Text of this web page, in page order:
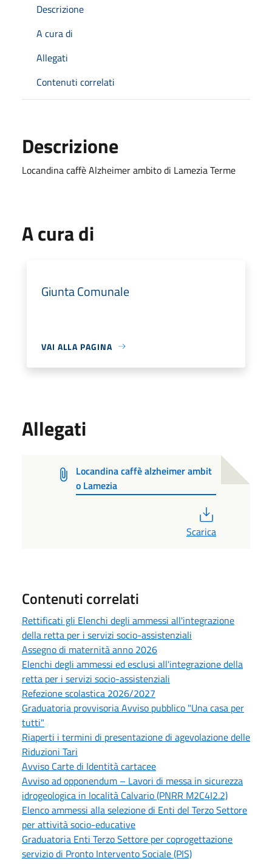
Descrizione
A cura di
Allegati
Contenuti correlati
Descrizione
Locandina caffè Alzheimer ambito di Lamezia Terme
A cura di
Giunta Comunale
VAI ALLA PAGINA
Allegati
Locandina caffè alzheimer ambit
o Lamezia
Scarica
Contenuti correlati
Rettificati gli Elenchi degli ammessi all'integrazione
della retta per i servizi socio-assistenziali
Assegno di maternità anno 2026
Elenchi degli ammessi ed esclusi all'integrazione della
retta per i servizi socio-assistenziali
Refezione scolastica 2026/2027
Graduatoria provvisoria Avviso pubblico "Una casa per
tutti"
Riaperti i termini di presentazione di agevolazione delle
Riduzioni Tari
Avviso Carte di Identità cartacee
Avviso ad opponendum – Lavori di messa in sicurezza
idrogeologica in località Calvario (PNRR M2C4I2.2)
Elenco ammessi alla selezione di Enti del Terzo Settore
per attività socio-educative
Graduatoria Enti Terzo Settore per coprogettazione
servizio di Pronto Intervento Sociale (PIS)